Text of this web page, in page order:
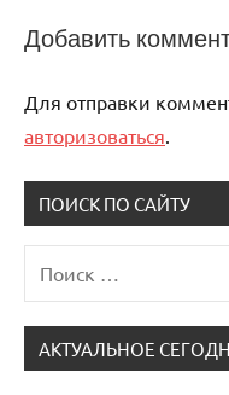
Добавить
Для отправки
авторизоваться.
ПОИСК ПО САЙТУ
Поиск
для:
АКТУАЛЬНОЕ